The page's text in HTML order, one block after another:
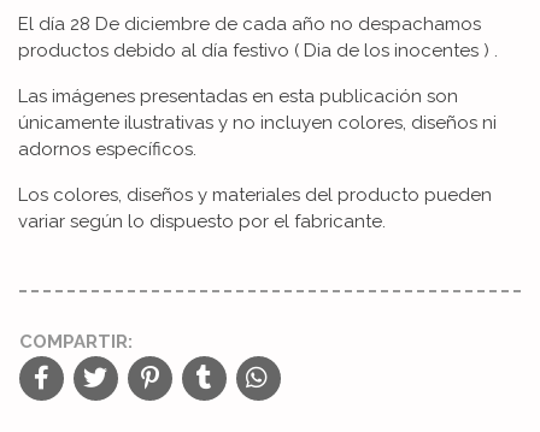
El día 28 De diciembre de cada año no despachamos
productos debido al día festivo ( Dia de los inocentes ) .
Las imágenes presentadas en esta publicación son
únicamente ilustrativas y no incluyen colores, diseños ni
adornos específicos.
Los colores, diseños y materiales del producto pueden
variar según lo dispuesto por el fabricante.
COMPARTIR: